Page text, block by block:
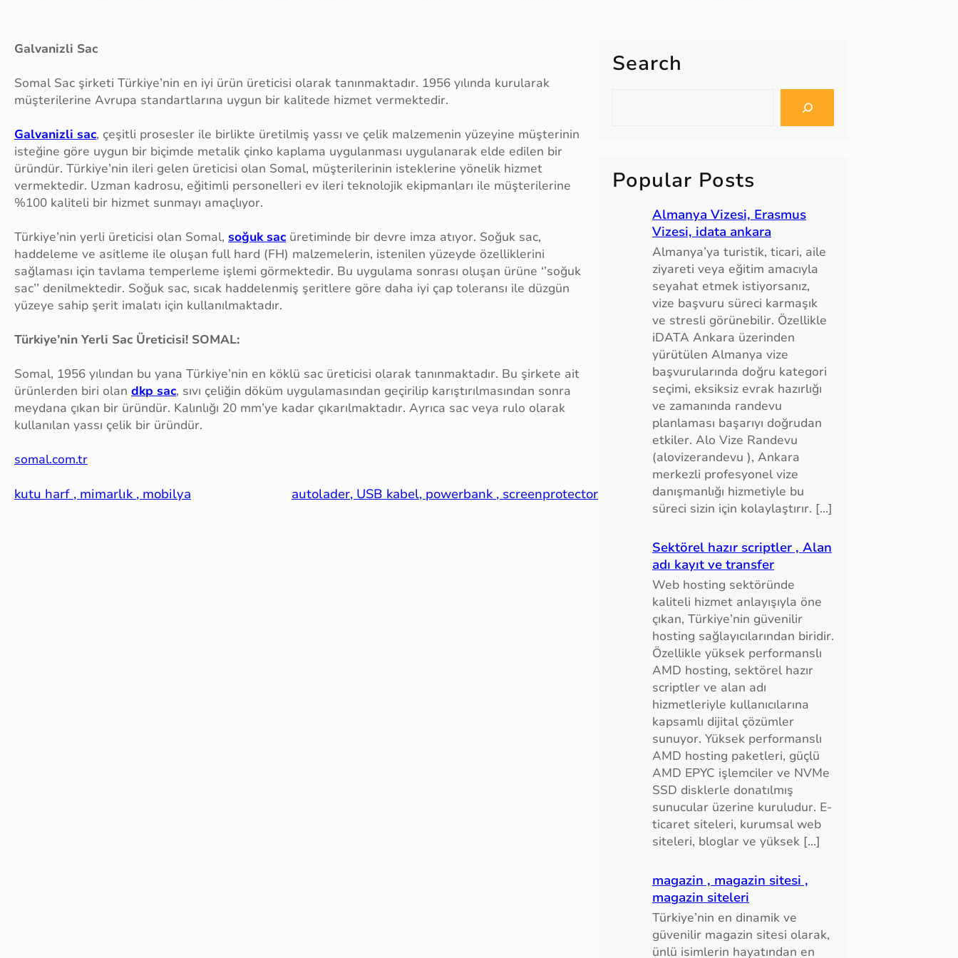
Galvanizli Sac
Somal Sac şirketi Türkiye’nin en iyi ürün üreticisi olarak tanınmaktadır. 1956 yılında kurularak
müşterilerine Avrupa standartlarına uygun bir kalitede hizmet vermektedir.
Galvanizli sac, çeşitli prosesler ile birlikte üretilmiş yassı ve çelik malzemenin yüzeyine müşterinin
isteğine göre uygun bir biçimde metalik çinko kaplama uygulanması uygulanarak elde edilen bir
üründür. Türkiye’nin ileri gelen üreticisi olan Somal, müşterilerinin isteklerine yönelik hizmet
vermektedir. Uzman kadrosu, eğitimli personelleri ev ileri teknolojik ekipmanları ile müşterilerine
%100 kaliteli bir hizmet sunmayı amaçlıyor.
Türkiye’nin yerli üreticisi olan Somal, soğuk sac üretiminde bir devre imza atıyor. Soğuk sac,
haddeleme ve asitleme ile oluşan full hard (FH) malzemelerin, istenilen yüzeyde özelliklerini
sağlaması için tavlama temperleme işlemi görmektedir. Bu uygulama sonrası oluşan ürüne ‘’soğuk
sac’’ denilmektedir. Soğuk sac, sıcak haddelenmiş şeritlere göre daha iyi çap toleransı ile düzgün
yüzeye sahip şerit imalatı için kullanılmaktadır.
Türkiye’nin Yerli Sac Üreticisi! SOMAL:
Somal, 1956 yılından bu yana Türkiye’nin en köklü sac üreticisi olarak tanınmaktadır. Bu şirkete ait
ürünlerden biri olan dkp sac, sıvı çeliğin döküm uygulamasından geçirilip karıştırılmasından sonra
meydana çıkan bir üründür. Kalınlığı 20 mm’ye kadar çıkarılmaktadır. Ayrıca sac veya rulo olarak
kullanılan yassı çelik bir üründür.
somal.com.tr
kutu harf , mimarlık , mobilya autolader, USB kabel, powerbank , screenprotector
Search
h
Popular Posts
Almanya Vizesi, Erasmus
Vizesi, idata ankara
Almanya’ya turistik, ticari, aile
ziyareti veya eğitim amacıyla
seyahat etmek istiyorsanız,
vize başvuru süreci karmaşık
ve stresli görünebilir. Özellikle
iDATA Ankara üzerinden
yürütülen Almanya vize
başvurularında doğru kategori
seçimi, eksiksiz evrak hazırlığı
ve zamanında randevu
planlaması başarıyı doğrudan
etkiler. Alo Vize Randevu
(alovizerandevu ), Ankara
merkezli profesyonel vize
danışmanlığı hizmetiyle bu
süreci sizin için kolaylaştırır. […]
Sektörel hazır scriptler , Alan
adı kayıt ve transfer
Web hosting sektöründe
kaliteli hizmet anlayışıyla öne
çıkan, Türkiye’nin güvenilir
hosting sağlayıcılarından biridir.
Özellikle yüksek performanslı
AMD hosting, sektörel hazır
scriptler ve alan adı
hizmetleriyle kullanıcılarına
kapsamlı dijital çözümler
sunuyor. Yüksek performanslı
AMD hosting paketleri, güçlü
AMD EPYC işlemciler ve NVMe
SSD disklerle donatılmış
sunucular üzerine kuruludur. E-
ticaret siteleri, kurumsal web
siteleri, bloglar ve yüksek […]
magazin , magazin sitesi ,
magazin siteleri
Türkiye’nin en dinamik ve
güvenilir magazin sitesi olarak,
ünlü isimlerin hayatından en